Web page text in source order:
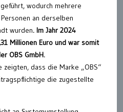
wodurch mehrere
an derselben
wurden. Im Jahr 2024
Millionen Euro und war somit
OBS GmbH.
dass die Marke „OBS“
die zugestellte